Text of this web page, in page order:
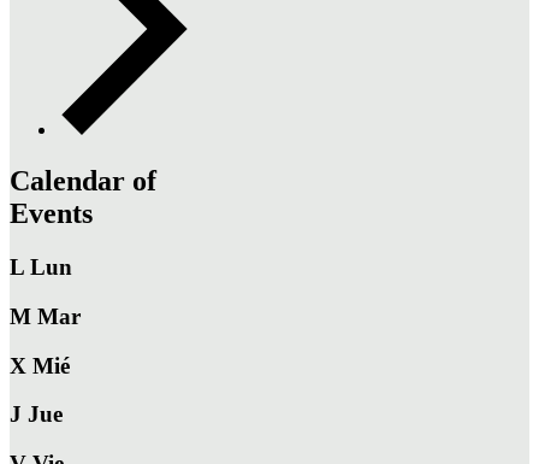
Calendar of
Events
L Lun
M Mar
X Mié
J Jue